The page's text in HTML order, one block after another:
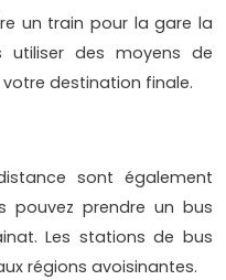
un train pour la gare la
utiliser des moyens de
destination finale.
sont également
pouvez prendre un bus
Les stations de bus
régions avoisinantes.